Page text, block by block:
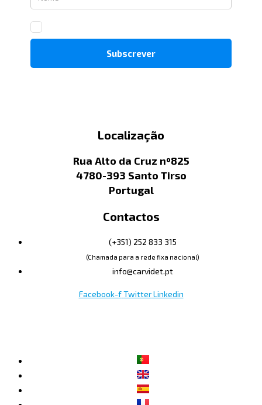
Localização
Rua Alto da Cruz nº825
4780-393 Santo Tirso
Portugal
Contactos
(+351) 252 833 315
(Chamada para a rede fixa nacional)
info@carvidet.pt
Facebook-f Twitter Linkedin